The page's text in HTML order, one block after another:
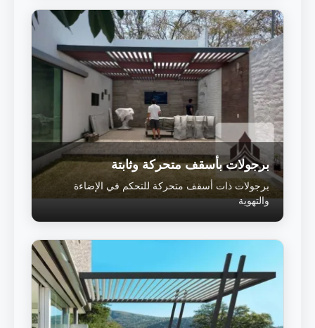
برجولات بأسقف متحركة وثابتة
برجولات ذات أسقف متحركة للتحكم في الإضاءة
والتهوية